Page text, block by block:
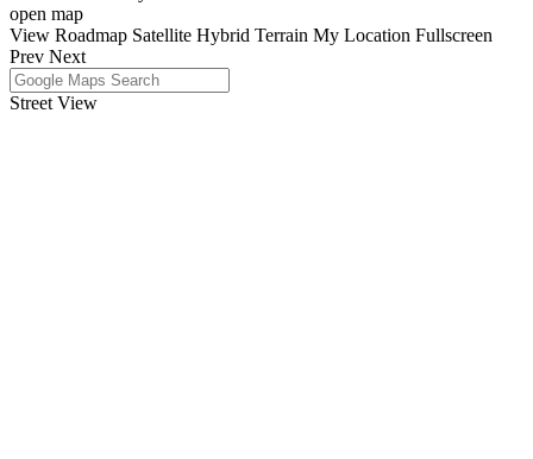
open map
View Roadmap Satellite Hybrid Terrain My Location Fullscreen
Prev Next
Street View